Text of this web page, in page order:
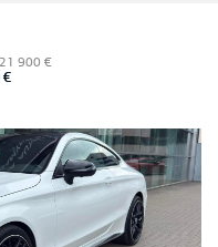
900 €
€